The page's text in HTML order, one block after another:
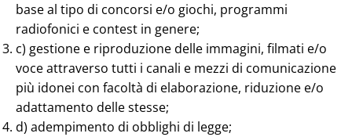
base al tipo di concorsi e/o giochi, programmi
radiofonici e contest in genere;
c) gestione e riproduzione delle immagini, filmati e/o
voce attraverso tutti i canali e mezzi di comunicazione
più idonei con facoltà di elaborazione, riduzione e/o
adattamento delle stesse;
d) adempimento di obblighi di legge;